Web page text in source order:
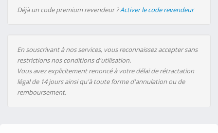
Déjà un code premium revendeur ?Activer le code revendeur
En souscrivant à nos services, vous reconnaissez accepter sans
restrictions nos conditions d'utilisation.
Vous avez explicitement renoncé à votre délai de rétractation
légal de 14 jours ainsi qu'à toute forme d'annulation ou de
remboursement.